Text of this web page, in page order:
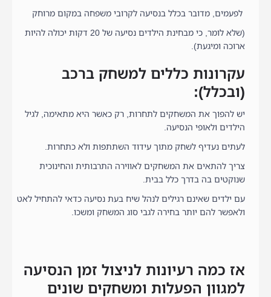
לפעמים, מדובר בכלל בנסיעה לקרובי משפחה במקום מרוחק
(שלא לומר, כי מבחינת הילדים נסיעה של 20 דקות יכולה להיות
ארוכה ומיגעת).
עקרונות כללים למשחק ברכב
(ובכלל):
יש להפוך את המשחקים לתחרות, רק כאשר היא מתאימה, לגיל
הילדים ולאופי הנסיעה.
לעתים נעדיף לשחק מתוך עידוד השתתפות ולא כתחרות.
צריך להתאים את המשחקים לאווירה התרבותית והחינוכית
שנוקטים בה בדרך כלל בבית.
עם ילדים שאינם רגילים לנהל שיח בעת נסיעה כדאי להתחיל לאט
ולאפשר להם יותר בחירה לגבי סוג המשחק ומשכו.
אז כמה רעיונות לניצול זמן הנסיעה
למגוון הפעלות ומשחקים שונים